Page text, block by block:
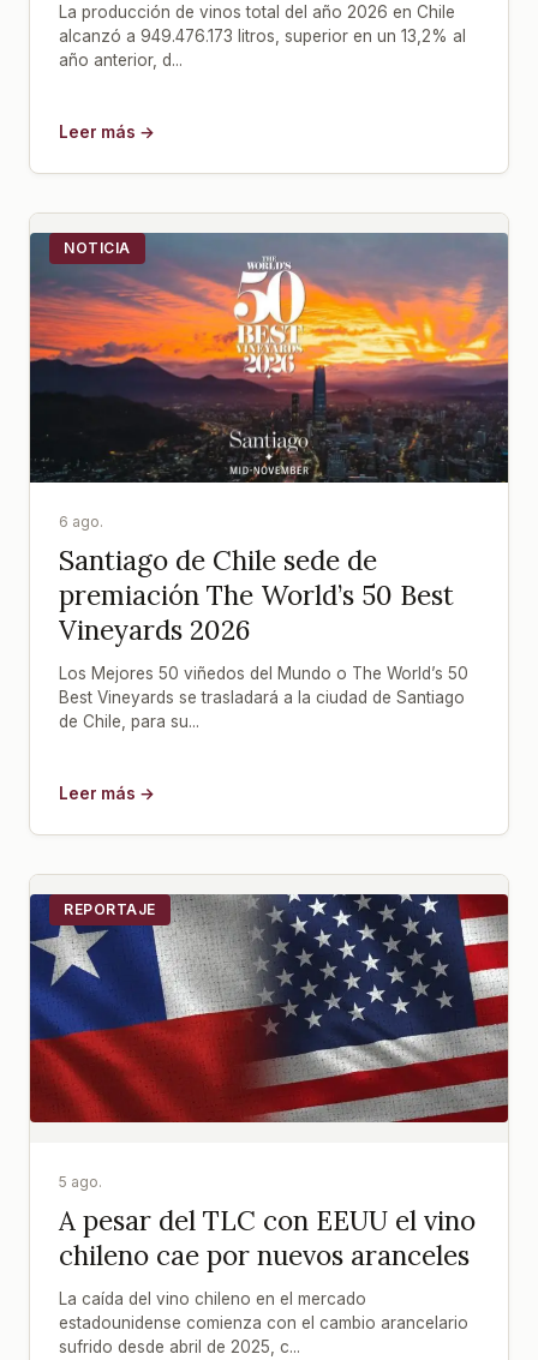
La producción de vinos total del año 2026 en Chile
alcanzó a 949.476.173 litros, superior en un 13,2% al
año anterior, d...
Leer más →
NOTICIA
6 ago.
Santiago de Chile sede de
premiación The World’s 50 Best
Vineyards 2026
Los Mejores 50 viñedos del Mundo o The World’s 50
Best Vineyards se trasladará a la ciudad de Santiago
de Chile, para su...
Leer más →
REPORTAJE
5 ago.
A pesar del TLC con EEUU el vino
chileno cae por nuevos aranceles
La caída del vino chileno en el mercado
estadounidense comienza con el cambio arancelario
sufrido desde abril de 2025, c...